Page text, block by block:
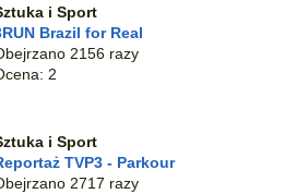
i Sport
Brazil for Real
2156 razy
2
i Sport
TVP3 - Parkour
2717 razy